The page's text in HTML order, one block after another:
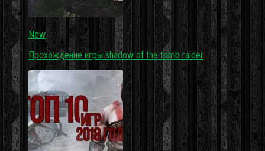
New
Прохождение игры shadow of the tomb raider